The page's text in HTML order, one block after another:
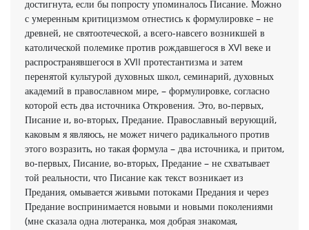
достигнута, если бы попросту упоминалось Писание. Можно
с умеренным критицизмом отнестись к формулировке – не
древней, не святоотеческой, а всего-навсего возникшей в
католической полемике против рождавшегося в XVI веке и
распространявшегося в XVII протестантизма и затем
перенятой культурой духовных школ, семинарий, духовных
академий в православном мире, – формулировке, согласно
которой есть два источника Откровения. Это, во-первых,
Писание и, во-вторых, Предание. Православный верующий,
каковым я являюсь, не может ничего радикального против
этого возразить, но такая формула – два источника, и притом,
во-первых, Писание, во-вторых, Предание – не схватывает
той реальности, что Писание как текст возникает из
Предания, омывается живыми потоками Предания и через
Предание воспринимается новыми и новыми поколениями
(мне сказала одна лютеранка, моя добрая знакомая,